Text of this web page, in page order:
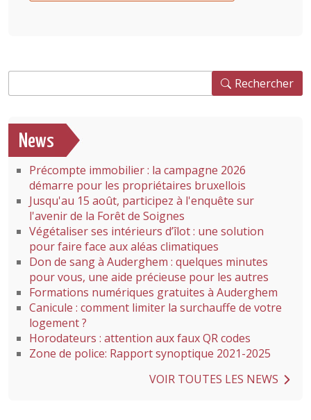
Rechercher
News
Précompte immobilier : la campagne 2026
démarre pour les propriétaires bruxellois
Jusqu'au 15 août, participez à l'enquête sur
l'avenir de la Forêt de Soignes
Végétaliser ses intérieurs d’îlot : une solution
pour faire face aux aléas climatiques
Don de sang à Auderghem : quelques minutes
pour vous, une aide précieuse pour les autres
Formations numériques gratuites à Auderghem
Canicule : comment limiter la surchauffe de votre
logement ?
Horodateurs : attention aux faux QR codes
Zone de police: Rapport synoptique 2021-2025
VOIR TOUTES LES NEWS